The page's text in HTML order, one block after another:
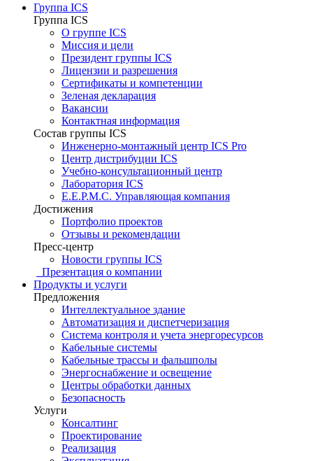
Группа ICS
Группа ICS
О группе ICS
Миссия и цели
Президент группы ICS
Лицензии и разрешения
Сертификаты и компетенции
Зеленая декларация
Вакансии
Контактная информация
Состав группы ICS
Инженерно-монтажный центр ICS Pro
Центр дистрибуции ICS
Учебно-консультационный центр
Лаборатория ICS
E.E.P.M.C. Управляющая компания
Достижения
Портфолио проектов
Отзывы и рекомендации
Пресс-центр
Новости группы ICS
Презентация о компании
Продукты и услуги
Предложения
Интеллектуальное здание
Автоматизация и диспетчеризация
Система контроля и учета энергоресурсов
Кабельные системы
Кабельные трассы и фальшполы
Энергоснабжение и освещение
Центры обработки данных
Безопасность
Услуги
Консалтинг
Проектирование
Реализация